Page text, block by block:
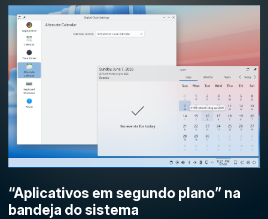
“Aplicativos em segundo plano” na
bandeja do sistema